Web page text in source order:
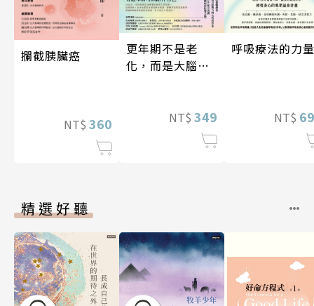
攔截胰臟癌
NT$ 360
更年期不是老
化，而是大腦重
NT$ 349
呼吸療法的力量
NT$
精選好聽